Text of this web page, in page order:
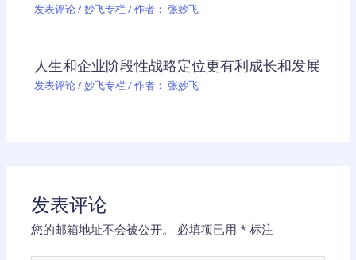
发表评论/妙飞专栏/ 作者： 张妙飞
人生和企业阶段性战略定位更有利成长和发展
发表评论/妙飞专栏/ 作者： 张妙飞
发表评论
您的邮箱地址不会被公开。 必填项已用* 标注